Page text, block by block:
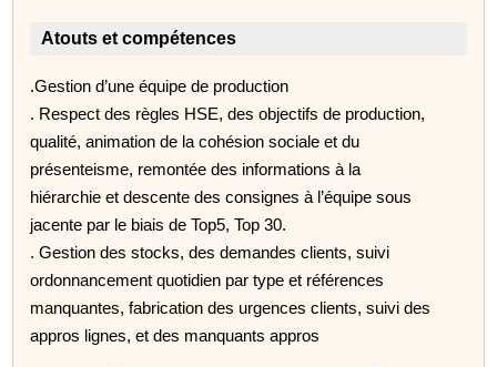
Atouts et compétences
.Gestion d’une équipe de production
. Respect des règles HSE, des objectifs de production,
qualité, animation de la cohésion sociale et du
présenteisme, remontée des informations à la
hiérarchie et descente des consignes à l’équipe sous
jacente par le biais de Top5, Top 30.
. Gestion des stocks, des demandes clients, suivi
ordonnancement quotidien par type et références
manquantes, fabrication des urgences clients, suivi des
appros lignes, et des manquants appros